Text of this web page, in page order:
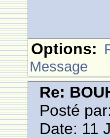
Options:
Message
Re:
Posté par:
Date: 11